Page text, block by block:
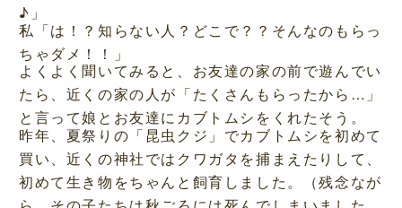
♪」
私「は！？知らない人？どこで？？そんなのもらっ
ちゃダメ！！」
よくよく聞いてみると、お友達の家の前で遊んでい
たら、近くの家の人が「たくさんもらったから…」
と言って娘とお友達にカブトムシをくれたそう。
昨年、夏祭りの「昆虫クジ」でカブトムシを初めて
買い、近くの神社ではクワガタを捕まえたりして、
初めて生き物をちゃんと飼育しました。（残念なが